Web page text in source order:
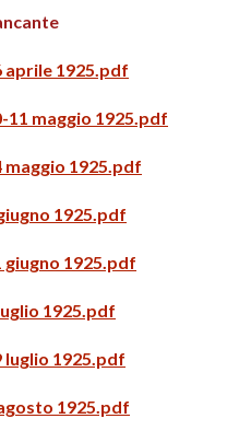
aprile 1925.pdf
11 maggio 1925.pdf
maggio 1925.pdf
1925.pdf
giugno 1925.pdf
1925.pdf
luglio 1925.pdf
1925.pdf